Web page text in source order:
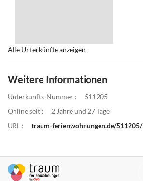
Alle Unterkünfte anzeigen
Weitere Informationen
Unterkunfts-Nummer :
511205
Online seit :
2 Jahre und 27 Tage
URL :
traum-ferienwohnungen.de/511205/